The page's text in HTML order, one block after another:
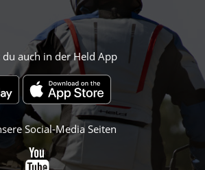
auch in der Held App
Social-Media Seiten